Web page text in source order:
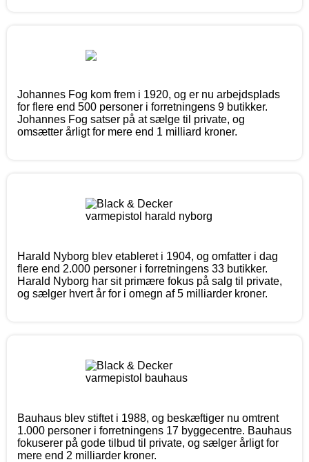
Johannes Fog kom frem i 1920, og er nu arbejdsplads
for flere end 500 personer i forretningens 9 butikker.
Johannes Fog satser på at sælge til private, og
omsætter årligt for mere end 1 milliard kroner.
Harald Nyborg blev etableret i 1904, og omfatter i dag
flere end 2.000 personer i forretningens 33 butikker.
Harald Nyborg har sit primære fokus på salg til private,
og sælger hvert år for i omegn af 5 milliarder kroner.
Bauhaus blev stiftet i 1988, og beskæftiger nu omtrent
1.000 personer i forretningens 17 byggecentre. Bauhaus
fokuserer på gode tilbud til private, og sælger årligt for
mere end 2 milliarder kroner.